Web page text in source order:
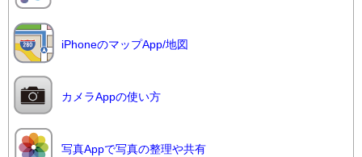
iPhoneのマップApp/地図
カメラAppの使い方
写真Appで写真の整理や共有